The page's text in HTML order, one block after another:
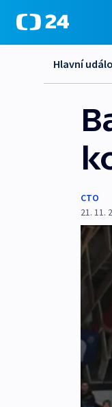
Hlavní
CTO
21. 11.